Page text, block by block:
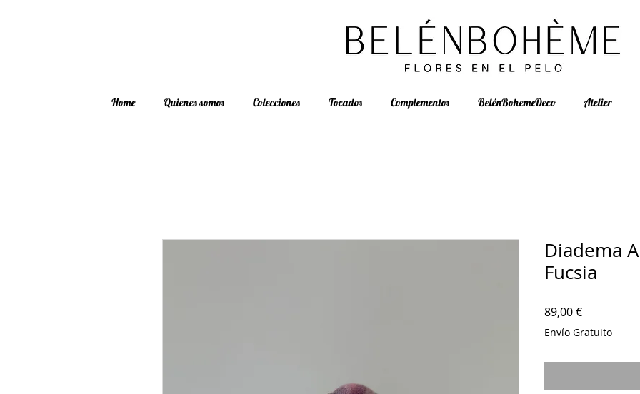
Home Quienes somos Colecciones Tocados Complementos BelénBohemeDeco Atelier
Diadema
Fucsia
89,00 €Precio
Envío Gratuito